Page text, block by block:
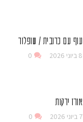
עוף עם כרובית / שופלור
8 ביוני 2026 0
אורז ירקות
7 ביוני 2026 0